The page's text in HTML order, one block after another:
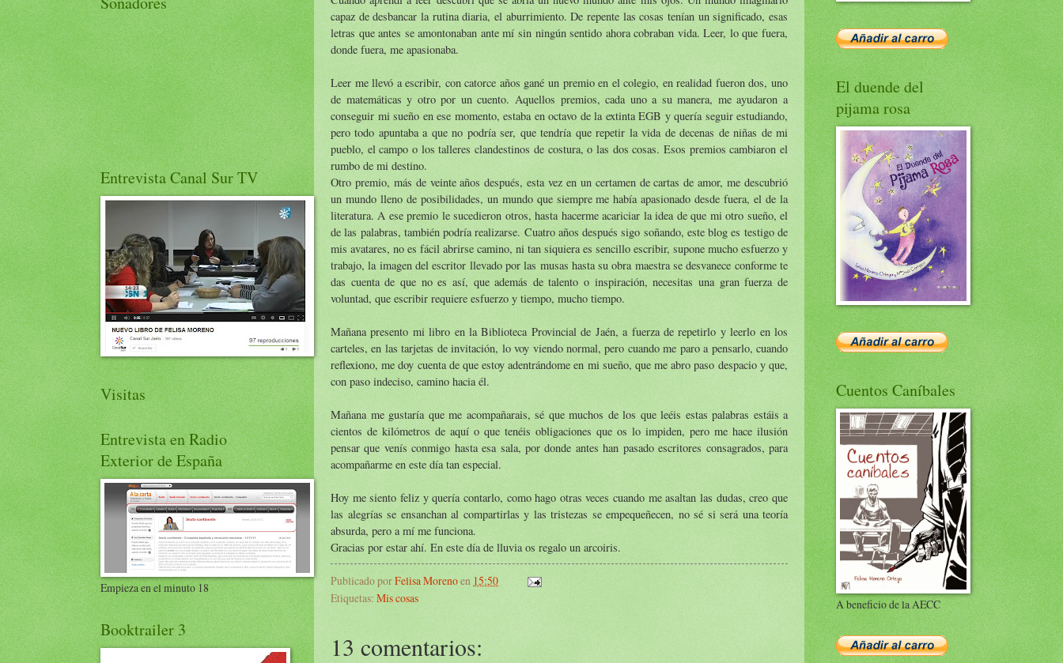
capaz de desbancar la rutina diaria, el aburrimiento. De repente las cosas tenían un significado, esas
letras que antes se amontonaban ante mí sin ningún sentido ahora cobraban vida. Leer, lo que fuera,
donde fuera, me apasionaba.
Leer me llevó a escribir, con catorce años gané un premio en el colegio, en realidad fueron dos, uno
de matemáticas y otro por un cuento. Aquellos premios, cada uno a su manera, me ayudaron a
conseguir mi sueño en ese momento, estaba en octavo de la extinta EGB y quería seguir estudiando,
pero todo apuntaba a que no podría ser, que tendría que repetir la vida de decenas de niñas de mi
pueblo, el campo o los talleres clandestinos de costura, o las dos cosas. Esos premios cambiaron el
rumbo de mi destino.
Otro premio, más de veinte años después, esta vez en un certamen de cartas de amor, me descubrió
un mundo lleno de posibilidades, un mundo que siempre me había apasionado desde fuera, el de la
literatura. A ese premio le sucedieron otros, hasta hacerme acariciar la idea de que mi otro sueño, el
de las palabras, también podría realizarse. Cuatro años después sigo soñando, este blog es testigo de
mis avatares, no es fácil abrirse camino, ni tan siquiera es sencillo escribir, supone mucho esfuerzo y
trabajo, la imagen del escritor llevado por las musas hasta su obra maestra se desvanece conforme te
das cuenta de que no es así, que además de talento o inspiración, necesitas una gran fuerza de
voluntad, que escribir requiere esfuerzo y tiempo, mucho tiempo.
Mañana presento mi libro en la Biblioteca Provincial de Jaén, a fuerza de repetirlo y leerlo en los
carteles, en las tarjetas de invitación, lo voy viendo normal, pero cuando me paro a pensarlo, cuando
reflexiono, me doy cuenta de que estoy adentrándome en mi sueño, que me abro paso despacio y que,
con paso indeciso, camino hacia él.
Mañana me gustaría que me acompañarais, sé que muchos de los que leéis estas palabras estáis a
cientos de kilómetros de aquí o que tenéis obligaciones que os lo impiden, pero me hace ilusión
pensar que venís conmigo hasta esa sala, por donde antes han pasado escritores consagrados, para
acompañarme en este día tan especial.
Hoy me siento feliz y quería contarlo, como hago otras veces cuando me asaltan las dudas, creo que
las alegrías se ensanchan al compartirlas y las tristezas se empequeñecen, no sé si será una teoría
absurda, pero a mí me funciona.
Gracias por estar ahí. En este día de lluvia os regalo un arcoiris.
Publicado porFelisa Morenoen 15:50
Etiquetas: Mis cosas
13 comentarios:
Entrevista Canal Sur TV
Visitas
Entrevista en Radio
Exterior de España
Empieza en el minuto 18
Booktrailer 3
El duende del
pijama rosa
Cuentos Caníbales
A beneficio de la AECC